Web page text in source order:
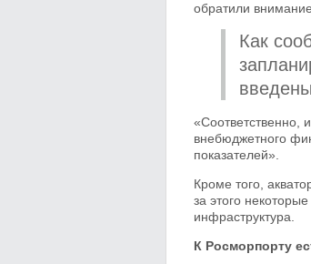
обратили
Как
«Соответственно,
внебюджетного
показателей».
Кроме того,
за этого
инфраструктура.
К Росморпорту